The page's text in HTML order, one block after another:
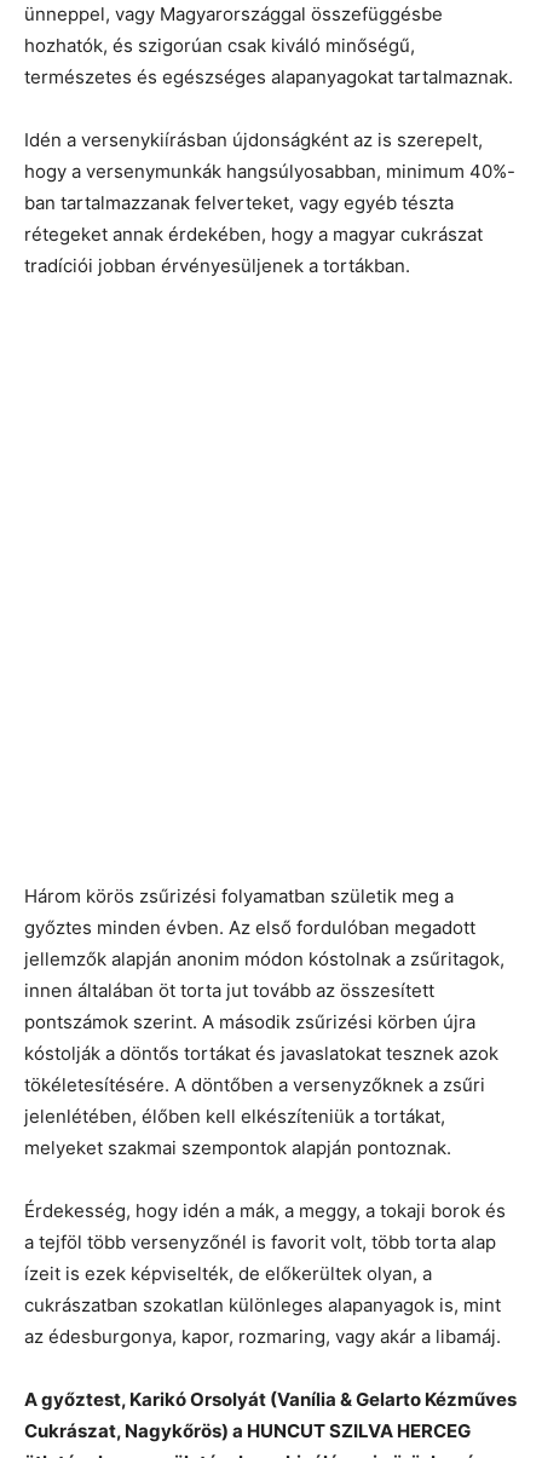
ünneppel, vagy Magyarországgal összefüggésbe
hozhatók, és szigorúan csak kiváló minőségű,
természetes és egészséges alapanyagokat tartalmaznak.
Idén a versenykiírásban újdonságként az is szerepelt,
hogy a versenymunkák hangsúlyosabban, minimum 40%-
ban tartalmazzanak felverteket, vagy egyéb tészta
rétegeket annak érdekében, hogy a magyar cukrászat
tradíciói jobban érvényesüljenek a tortákban.
Három körös zsűrizési folyamatban születik meg a
győztes minden évben. Az első fordulóban megadott
jellemzők alapján anonim módon kóstolnak a zsűritagok,
innen általában öt torta jut tovább az összesített
pontszámok szerint. A második zsűrizési körben újra
kóstolják a döntős tortákat és javaslatokat tesznek azok
tökéletesítésére. A döntőben a versenyzőknek a zsűri
jelenlétében, élőben kell elkészíteniük a tortákat,
melyeket szakmai szempontok alapján pontoznak.
Érdekesség, hogy idén a mák, a meggy, a tokaji borok és
a tejföl több versenyzőnél is favorit volt, több torta alap
ízeit is ezek képviselték, de előkerültek olyan, a
cukrászatban szokatlan különleges alapanyagok is, mint
az édesburgonya, kapor, rozmaring, vagy akár a libamáj.
A győztest, Karikó Orsolyát (Vanília & Gelarto Kézműves
Cukrászat, Nagykőrös) a HUNCUT SZILVA HERCEG